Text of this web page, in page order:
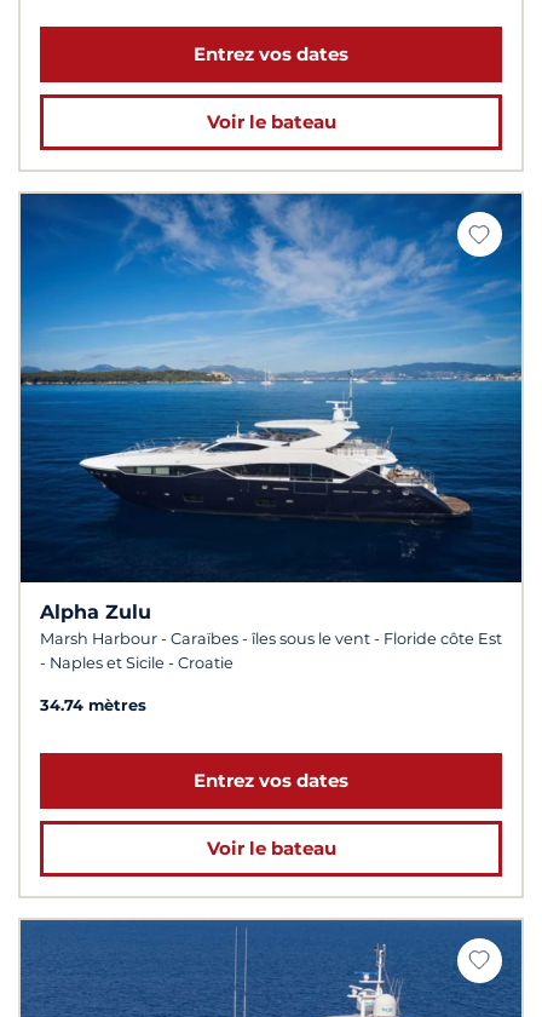
Entrez vos dates
Voir le bateau
Alpha Zulu
Marsh Harbour - Caraïbes - îles sous le vent - Floride côte Est
- Naples et Sicile - Croatie
34.74 mètres
Entrez vos dates
Voir le bateau